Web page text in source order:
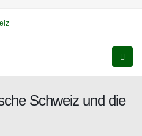
Schweiz und die